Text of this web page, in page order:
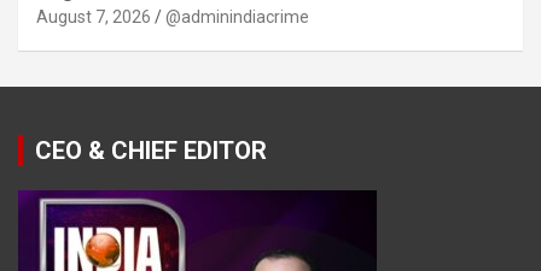
August 7, 2026 @adminindiacrime
CEO & CHIEF EDITOR